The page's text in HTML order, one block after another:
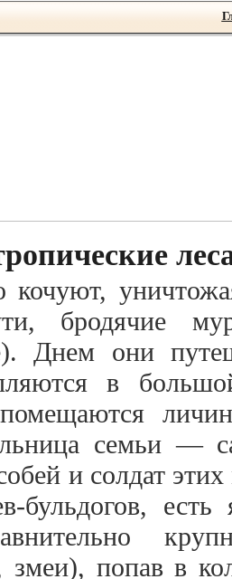
кочуют,
бродячие
Днем они
в
семьи —
и солдат
бульдогов, есть
попав в